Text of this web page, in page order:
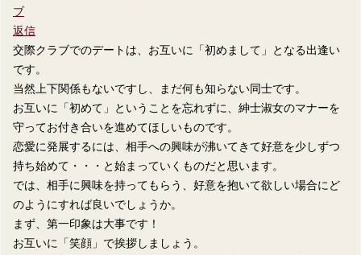
ブ
返信
交際クラブでのデートは、お互いに「初めまして」となる出逢い
です。
当然上下関係もないですし、まだ何も知らない同士です。
お互いに「初めて」ということを忘れずに、紳士淑女のマナーを
守ってお付き合いを進めてほしいものです。
恋愛に発展するには、相手への興味が沸いてきて好意を少しずつ
持ち始めて・・・と始まっていくものだと思います。
では、相手に興味を持ってもらう、好意を抱いて欲しい場合にど
のようにすれば良いでしょうか。
まず、第一印象は大事です！
お互いに「笑顔」で挨拶しましょう。